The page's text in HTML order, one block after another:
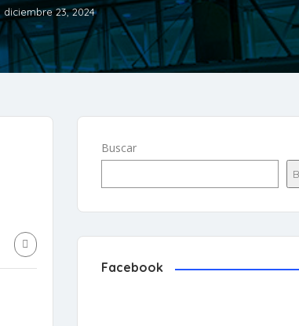
diciembre 23, 2024
Buscar
Facebook